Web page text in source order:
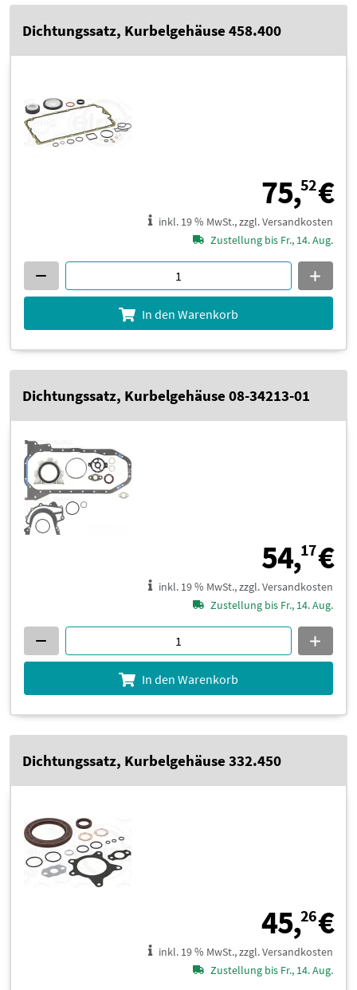
Dichtungssatz, Kurbelgehäuse 458.400
75,52€
inkl. 19 % MwSt., zzgl. Versandkosten
Zustellung bis Fr., 14. Aug.
In den Warenkorb
Dichtungssatz, Kurbelgehäuse 08-34213-01
54,17€
inkl. 19 % MwSt., zzgl. Versandkosten
Zustellung bis Fr., 14. Aug.
In den Warenkorb
Dichtungssatz, Kurbelgehäuse 332.450
45,26€
inkl. 19 % MwSt., zzgl. Versandkosten
Zustellung bis Fr., 14. Aug.